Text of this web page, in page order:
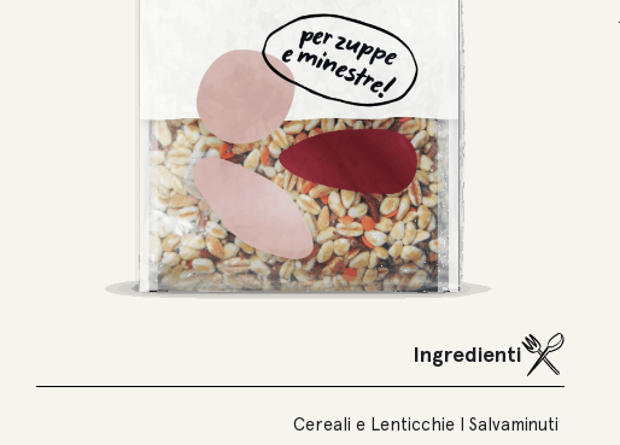
Ingredienti
Cereali e Lenticchie I Salvaminuti